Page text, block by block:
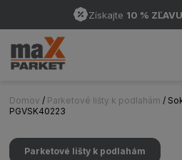
Získajte 10 % ZĽAVU
Domov / Parketové lišty k podlahám /
PGVSK40223
Parketové lišty k podlahám